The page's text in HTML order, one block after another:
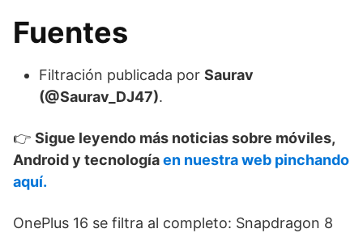
Fuentes
Filtración publicada por Saurav
(@Saurav_DJ47).
👉 Sigue leyendo más noticias sobre móviles,
Android y tecnologíaen nuestra web pinchando
aquí.
OnePlus 16 se filtra al completo: Snapdragon 8